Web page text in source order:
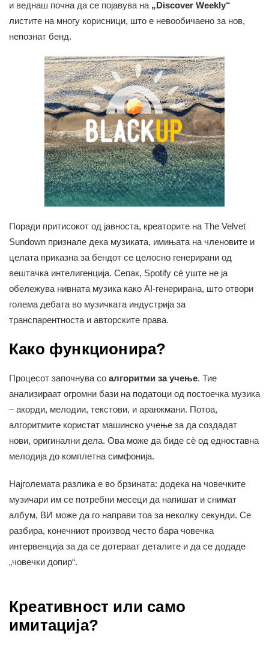
и веднаш почна да се појавува на „Discover Weekly“
листите на многу корисници, што е невообичаено за нов,
непознат бенд.
Поради притисокот од јавноста, креаторите на The Velvet
Sundown признале дека музиката, имињата на членовите и
целата приказна за бендот се целосно генерирани од
вештачка интелигенција. Сепак, Spotify сѐ уште не ја
обележува нивната музика како AI-генерирана, што отвори
голема дебата во музичката индустрија за
транспарентноста и авторските права.
Како функционира?
Процесот започнува со алгоритми за учење. Тие
анализираат огромни бази на податоци од постоечка музика
– акорди, мелодии, текстови, и аранжмани. Потоа,
алгоритмите користат машинско учење за да создадат
нови, оригинални дела. Ова може да биде сѐ од едноставна
мелодија до комплетна симфонија.
Најголемата разлика е во брзината: додека на човечките
музичари им се потребни месеци да напишат и снимат
албум, ВИ може да го направи тоа за неколку секунди. Се
разбира, конечниот производ често бара човечка
интервенција за да се дотераат деталите и да се додаде
„човечки допир“.
Креативност или само
имитација?